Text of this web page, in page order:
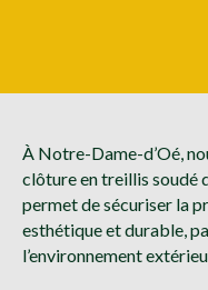
À Notre-Dame-d’Oé,
clôture en treillis soudé
permet de sécuriser la
esthétique et durable,
l’environnement